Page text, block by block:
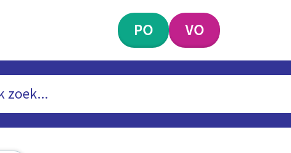
PO VO